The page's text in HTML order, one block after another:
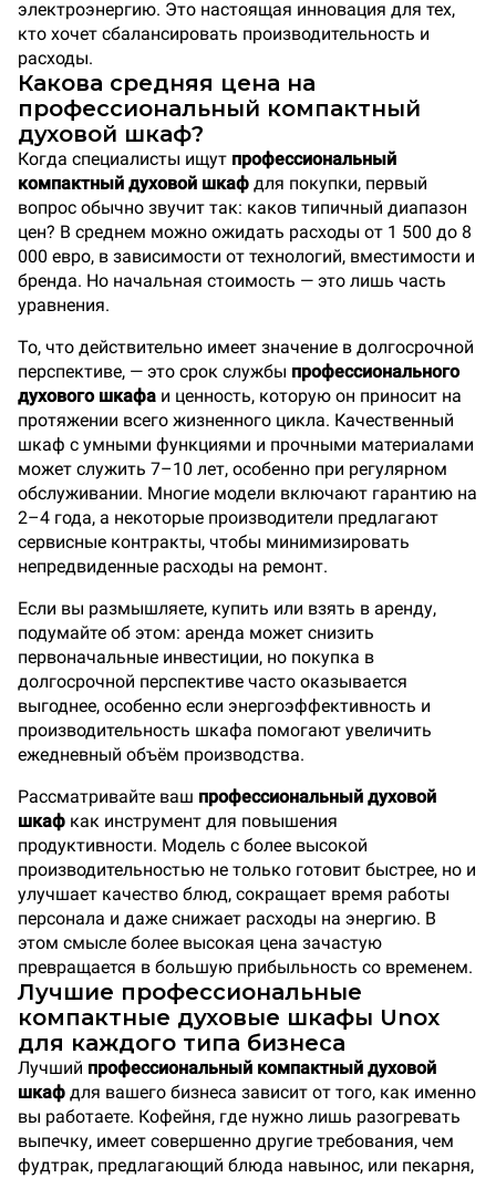
электроэнергию. Это настоящая инновация для тех,
кто хочет сбалансировать производительность и
расходы.
Какова средняя цена на
профессиональный компактный
духовой шкаф?
Когда специалисты ищут профессиональный
компактный духовой шкаф для покупки, первый
вопрос обычно звучит так: каков типичный диапазон
цен? В среднем можно ожидать расходы от 1 500 до 8
000 евро, в зависимости от технологий, вместимости и
бренда. Но начальная стоимость — это лишь часть
уравнения.
То, что действительно имеет значение в долгосрочной
перспективе, — это срок службы профессионального
духового шкафа и ценность, которую он приносит на
протяжении всего жизненного цикла. Качественный
шкаф с умными функциями и прочными материалами
может служить 7–10 лет, особенно при регулярном
обслуживании. Многие модели включают гарантию на
2–4 года, а некоторые производители предлагают
сервисные контракты, чтобы минимизировать
непредвиденные расходы на ремонт.
Если вы размышляете, купить или взять в аренду,
подумайте об этом: аренда может снизить
первоначальные инвестиции, но покупка в
долгосрочной перспективе часто оказывается
выгоднее, особенно если энергоэффективность и
производительность шкафа помогают увеличить
ежедневный объём производства.
Рассматривайте ваш профессиональный духовой
шкаф как инструмент для повышения
продуктивности. Модель с более высокой
производительностью не только готовит быстрее, но и
улучшает качество блюд, сокращает время работы
персонала и даже снижает расходы на энергию. В
этом смысле более высокая цена зачастую
превращается в большую прибыльность со временем.
Лучшие профессиональные
компактные духовые шкафы Unox
для каждого типа бизнеса
Лучший профессиональный компактный духовой
шкаф для вашего бизнеса зависит от того, как именно
вы работаете. Кофейня, где нужно лишь разогревать
выпечку, имеет совершенно другие требования, чем
фудтрак, предлагающий блюда навынос, или пекарня,